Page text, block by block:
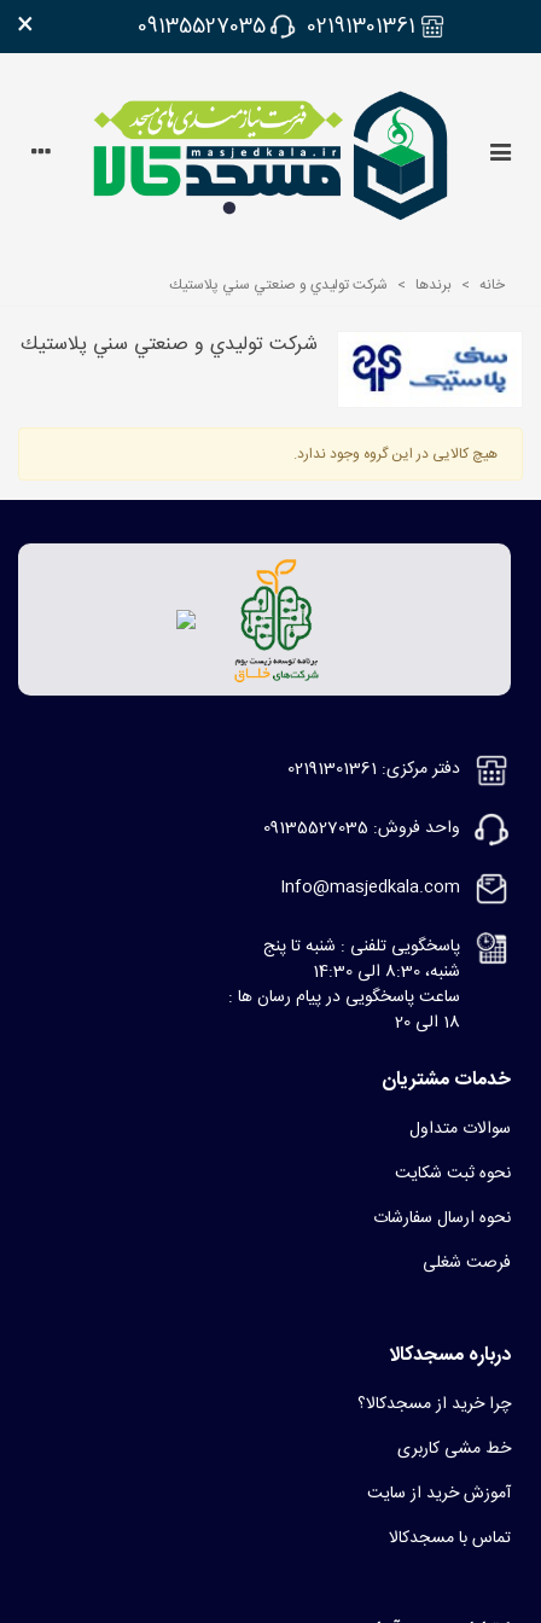
02191301361
09135527035
×
خانه > برندها > شركت توليدي و صنعتي سني پلاستيك
شركت توليدي و صنعتي سني پلاستيك
هیچ کالایی در این گروه وجود ندارد.
دفتر مرکزی: 02191301361
واحد فروش: 09135527035
Info@masjedkala.com
پاسخگویی تلفنی : شنبه تا پنج
شنبه، 8:30 الی 14:30
ساعت پاسخگویی در پیام رسان ها :
18 الی 20
خدمات مشتریان
سوالات متداول
نحوه ثبت شکایت
نحوه ارسال سفارشات
فرصت شغلی
درباره مسجدکالا
چرا خرید از مسجدکالا؟
خط مشی کاربری
آموزش خرید از سایت
تماس با مسجدکالا